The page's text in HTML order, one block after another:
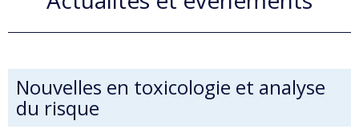
Nouvelles en toxicologie et analyse
du risque